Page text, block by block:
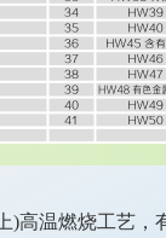
温燃烧工艺，